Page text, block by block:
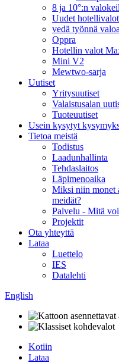
8 ja 10°:n
Uudet hotellivalot
vedä työnnä valoa
Oppra
Hotellin valot
Mini V2
Mewtwo-sarja
Uutiset
Yritysuutiset
Valaistusalan
Tuoteuutiset
Usein kysytyt
Tietoa meistä
Todistus
Laadunhallinta
Tehdaslaitos
Läpimenoaika
Miksi niin monet
meidät?
Palvelu - Mitä
Projektit
Ota yhteyttä
Lataa
Luettelo
IES
Datalehti
English
Kotiin
Lataa